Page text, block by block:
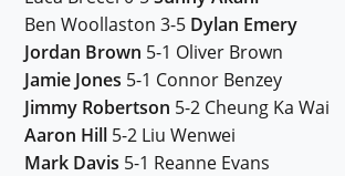
Ben Woollaston 3-5 Dylan Emery
Jordan Brown 5-1 Oliver Brown
Jamie Jones 5-1 Connor Benzey
Jimmy Robertson 5-2 Cheung Ka Wai
Aaron Hill 5-2 Liu Wenwei
Mark Davis 5-1 Reanne Evans